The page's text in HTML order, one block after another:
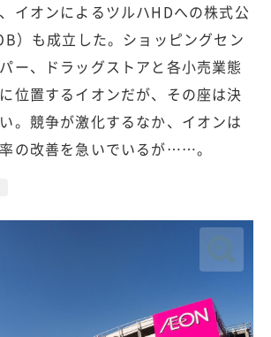
イオンによるツルハHDへの株式公
）も成立した。ショッピングセン
ー、ドラッグストアと各小売業態
位置するイオンだが、その座は決
。競争が激化するなか、イオンは
の改善を急いでいるが……。